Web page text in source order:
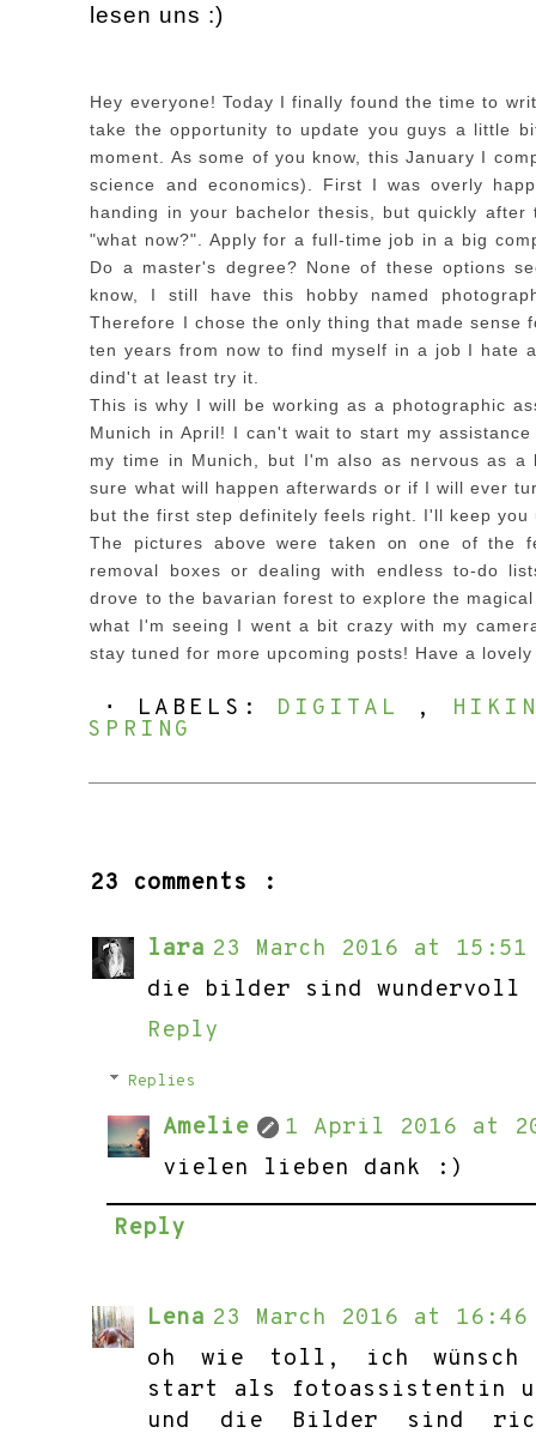
lesen uns :)
Hey everyone! Today I finally found the time to
take the opportunity to update you guys a little
moment . As some of you know, this January I
science and economics). First I was overly
handing in your bachelor thesis, butquickly after
"what now?". Apply for a full-time job in a big
Do a master's degree? None of these options
know , I still have this hobby named
Therefore I chose the only thing that made sense
ten years from now to find myself in a job I hate
dind't at least try it.
This is why I will be working as a photographic
Munich inApril! I can't wait to start my
my time in Munich, but I'm also as nervous as a
sure what will happen afterwards or if I will ever
but the first step definitely feels right. I'll keep you
The pictures above were taken on one of the
removal boxes or dealing with endless to-do
drove to the bavarian forest to explore the
what I'm seeing I went a bit crazy with my
stay tuned for more upcoming posts! Have a
⋅ LABELS: DIGITAL ,
SPRING
23 comments :
lara 23 March 2016 at 15:51
die bilder sind
Reply
Replies
Amelie
1 April 2016 at
vielen lieben dank :)
Reply
Lena 23 March 2016 at 16:46
oh wie toll, ich wünsch
start als fotoassistentin
und die Bilder sind